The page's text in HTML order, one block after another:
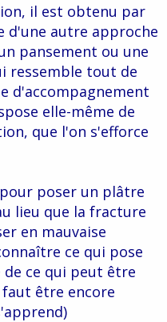
il est obtenu par
d'une autre approche
pansement ou une
ressemble tout de
d'accompagnement
elle-même de
que l'on s'efforce
poser un plâtre
lieu que la fracture
en mauvaise
ce qui pose
ce qui peut être
être encore